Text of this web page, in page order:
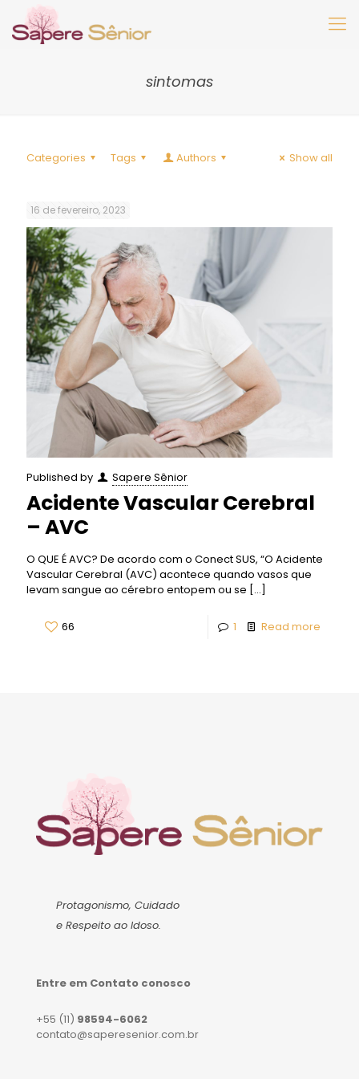
sintomas
Categories Tags Authors Show all
16 de fevereiro, 2023
Published by Sapere Sênior
Acidente Vascular Cerebral
– AVC
O QUE É AVC? De acordo com o Conect SUS, “O Acidente
Vascular Cerebral (AVC) acontece quando vasos que
levam sangue ao cérebro entopem ou se […]
66 1 Read more
Protagonismo, Cuidado
e Respeito ao Idoso.
Entre em Contato conosco
+55 (11) 98594-6062
contato@saperesenior.com.br